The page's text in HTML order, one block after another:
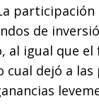
de
al igual que
dejó a las